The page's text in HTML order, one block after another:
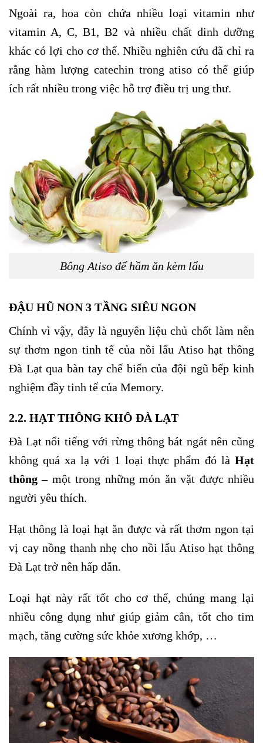
Ngoài ra, hoa còn chứa nhiều loại vitamin như
vitamin A, C, B1, B2 và nhiều chất dinh dưỡng
khác có lợi cho cơ thể. Nhiều nghiên cứu đã chỉ ra
rằng hàm lượng catechin trong atiso có thể giúp
ích rất nhiều trong việc hỗ trợ điều trị ung thư.
Bông Atiso để hầm ăn kèm lẩu
ĐẬU HŨ NON 3 TẦNG SIÊU NGON
Chính vì vậy, đây là nguyên liệu chủ chốt làm nên
sự thơm ngon tinh tế của nồi lẩu Atiso hạt thông
Đà Lạt qua bàn tay chế biến của đội ngũ bếp kinh
nghiệm đầy tinh tế của Memory.
2.2. HẠT THÔNG KHÔ ĐÀ LẠT
Đà Lạt nổi tiếng với rừng thông bát ngát nên cũng
không quá xa lạ với 1 loại thực phẩm đó là Hạt
thông –một trong những món ăn vặt được nhiều
người yêu thích.
Hạt thông là loại hạt ăn được và rất thơm ngon tại
vị cay nồng thanh nhẹ cho nồi lẩu Atiso hạt thông
Đà Lạt trở nên hấp dẫn.
Loại hạt này rất tốt cho cơ thể, chúng mang lại
nhiều công dụng như giúp giảm cân, tốt cho tim
mạch, tăng cường sức khỏe xương khớp, …